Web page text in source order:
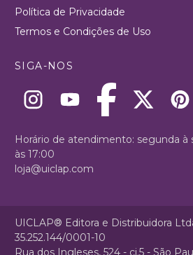
Política de Privacidade
Termos e Condições de Uso
SIGA-NOS
Horário de atendimento: segunda à
às 17:00
loja@uiclap.com
UICLAP® Editora e Distribuidora
35.252.144/0001-10
Rua dos Ingleses, 524 - cj.5 - São